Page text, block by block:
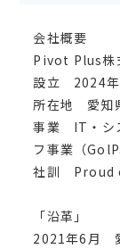
会社概要
Pivot Plus株
設立 2024年
所在地 愛知
事業 IT・シ
フ事業（
社訓 Proud
「沿革」
2021年6月